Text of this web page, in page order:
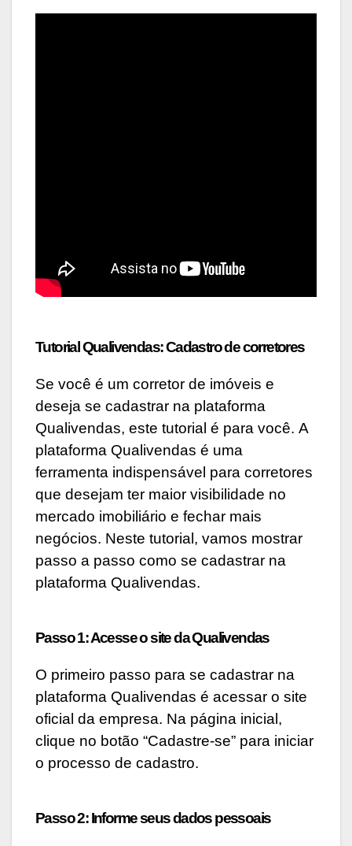
Tutorial Qualivendas: Cadastro de corretores
Se você é um corretor de imóveis e
deseja se cadastrar na plataforma
Qualivendas, este tutorial é para você. A
plataforma Qualivendas é uma
ferramenta indispensável para corretores
que desejam ter maior visibilidade no
mercado imobiliário e fechar mais
negócios. Neste tutorial, vamos mostrar
passo a passo como se cadastrar na
plataforma Qualivendas.
Passo 1: Acesse o site da Qualivendas
O primeiro passo para se cadastrar na
plataforma Qualivendas é acessar o site
oficial da empresa. Na página inicial,
clique no botão “Cadastre-se” para iniciar
o processo de cadastro.
Passo 2: Informe seus dados pessoais